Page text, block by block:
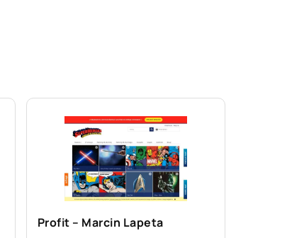
Profit – Marcin Lapeta